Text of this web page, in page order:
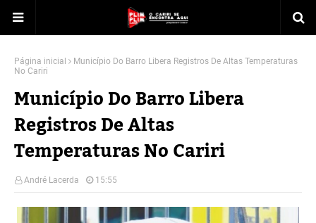
Página inicial
Município Do Barro Libera Registros De Altas Temperaturas
No Cariri
Município Do Barro Libera
Registros De Altas
Temperaturas No Cariri
André Lacerda 15:55